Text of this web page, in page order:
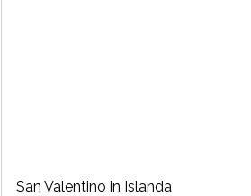
San Valentino in Islanda